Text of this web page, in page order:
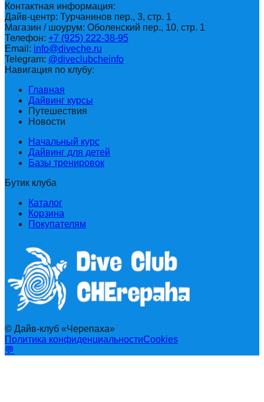
Контактная информация:
Дайв-центр: Турчанинов пер., 3, стр. 1
Магазин / шоурум: Оболенский пер., 10, стр. 1
Телефон: +7 (925) 222-38-95
Email: info@diveche.ru
Telegram: @diveclubcheinfo
Навигация по клубу:
Главная
Дайвинг курсы
Путешествия
Новости
Начальный курс
Дайвинг для детей
Базы тренировок
Бутик клуба
Каталог
Корзина
Покупателям
© Дайв-клуб «Черепаха»
Политика конфиденциальностиCookies
💬